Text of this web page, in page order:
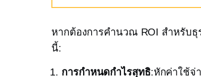
หากต้องการคำนวณ ROI สำหรับ
นี้:
การกำหนดกำไรสุทธิ:หักค่าใช้จ่